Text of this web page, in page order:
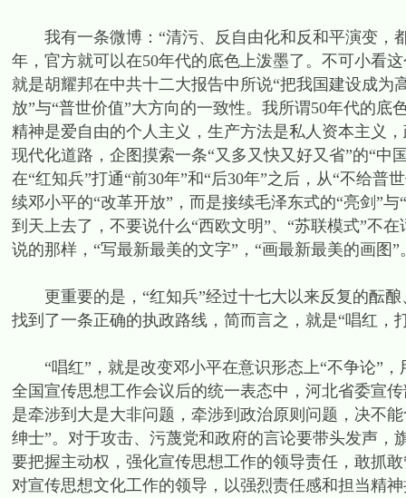
我有一条微博：“清污、反自由化和反和平演变，
年，官方就可以在50年代的底色上泼墨了。不可小看
就是胡耀邦在中共十二大报告中所说“把我国建设成为
放”与“普世价值”大方向的一致性。我所谓50年代的
精神是爱自由的个人主义，生产方法是私人资本主义
现代化道路，企图摸索一条“又多又快又好又省”的“中
在“红知兵”打通“前30年”和“后30年”之后，从“不给
续邓小平的“改革开放”，而是接续毛泽东式的“亮剑”
到天上去了，不要说什么“西欧文明”、“苏联模式”不
说的那样，“写最新最美的文字”，“画最新最美的画图”
更重要的是，“红知兵”经过十七大以来反复的酝酿
找到了一条正确的执政路线，简而言之，就是“唱红，
“唱红”，就是改变邓小平在意识形态上“不争论”，
全国宣传思想工作会议后的统一表态中，河北省委宣
是牵涉到大是大非问题，牵涉到政治原则问题，决不
绅士”。对于攻击、污蔑党和政府的言论要带头发声
要把握主动权，强化宣传思想工作的领导责任，敢抓
对宣传思想文化工作的领导，以强烈责任感和担当精